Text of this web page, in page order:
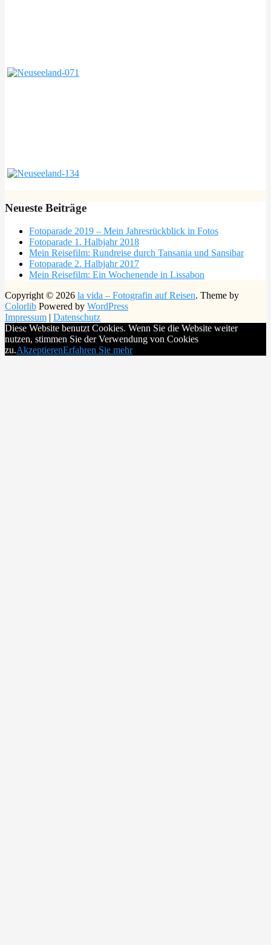
Neueste Beiträge
Fotoparade 2019 – Mein Jahresrückblick in Fotos
Fotoparade 1. Halbjahr 2018
Mein Reisefilm: Rundreise durch Tansania und Sansibar
Fotoparade 2. Halbjahr 2017
Mein Reisefilm: Ein Wochenende in Lissabon
Copyright © 2026 la vida – Fotografin auf Reisen. Theme by
Colorlib Powered by WordPress
Impressum | Datenschutz
Diese Website benutzt Cookies. Wenn Sie die Website weiter
nutzen, stimmen Sie der Verwendung von Cookies
zu.AkzeptierenErfahren Sie mehr